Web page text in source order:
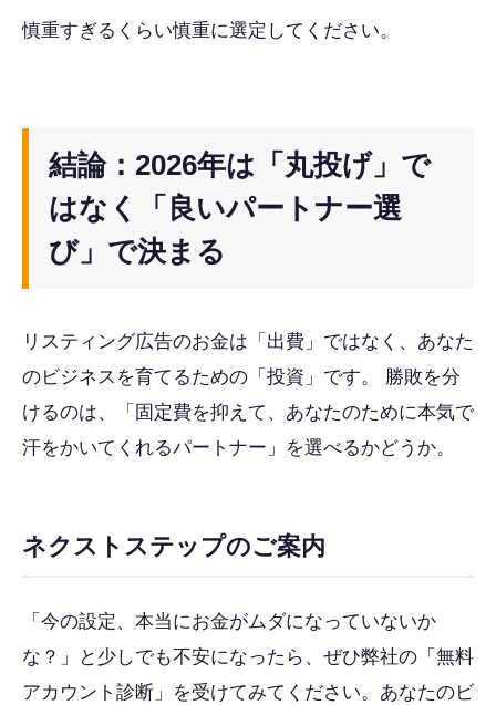
慎重すぎるくらい慎重に選定してください。
結論：2026年は「丸投げ」で
はなく「良いパートナー選
び」で決まる
リスティング広告のお金は「出費」ではなく、あなた
のビジネスを育てるための「投資」です。 勝敗を分
けるのは、「固定費を抑えて、あなたのために本気で
汗をかいてくれるパートナー」を選べるかどうか。
ネクストステップのご案内
「今の設定、本当にお金がムダになっていないか
な？」と少しでも不安になったら、ぜひ弊社の「無料
アカウント診断」を受けてみてください。あなたのビ